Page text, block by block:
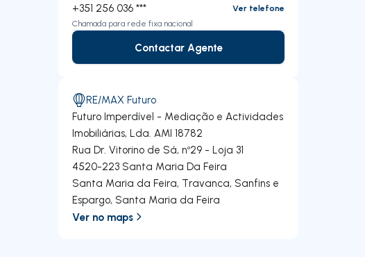
+351 256 036 ***
Ver telefone
Chamada para rede fixa nacional
Contactar Agente
Contactar Agente
RE/MAX Futuro
Futuro Imperdível - Mediação e Actividades
Imobiliárias, Lda. AMI 18782
Rua Dr. Vitorino de Sá, nº29 - Loja 31
4520-223 Santa Maria Da Feira
Santa Maria da Feira, Travanca, Sanfins e
Espargo, Santa Maria da Feira
Ver no maps